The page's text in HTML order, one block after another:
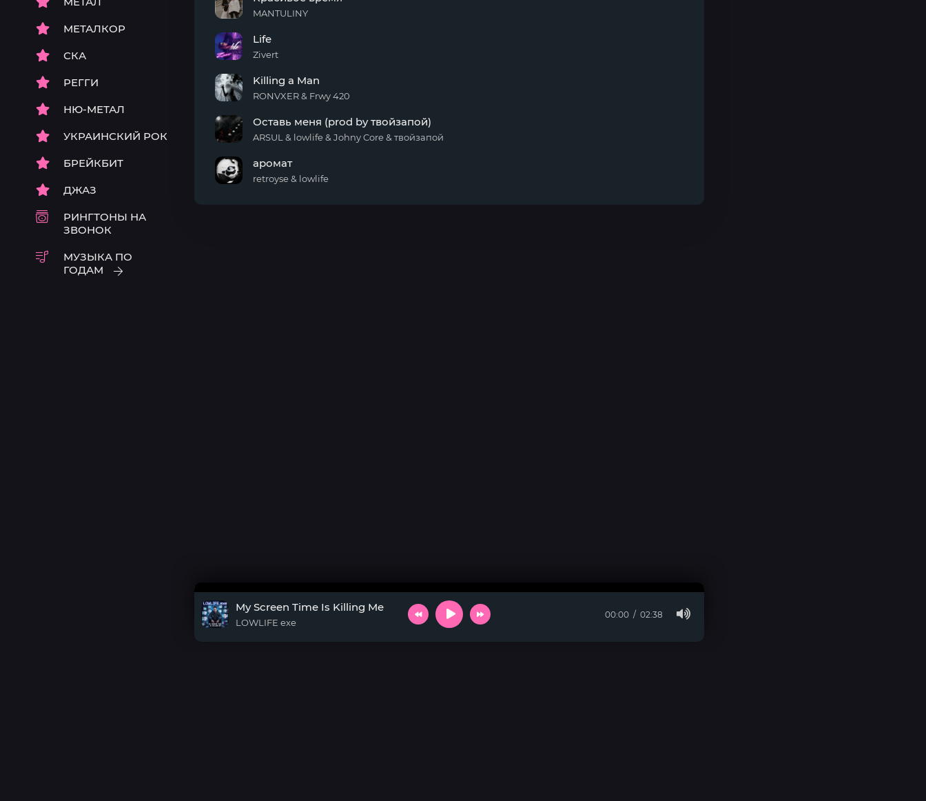
МЕТАЛКОР
СКА
РЕГГИ
НЮ-МЕТАЛ
УКРАИНСКИЙ РОК
БРЕЙКБИТ
ДЖАЗ
РИНГТОНЫ НА
ЗВОНОК
МУЗЫКА ПО
ГОДАМ
Remix)
время
MANTULINY
Life
Zivert
a
Man
Killing a Man
RONVXER & Frwy 420
меня
(prod
Оставь меня (prod by твойзапой)
ARSUL & lowlife & Johny Core & твойзапой
аромат
retroyse & lowlife
My Screen Time Is Killing Me
LOWLIFE exe
00:00 02:38